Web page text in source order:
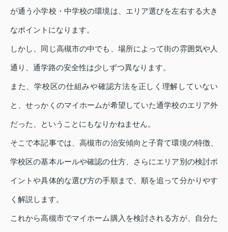
が通う小学校・中学校の環境は、エリア選びを左右する大き
なポイントになります。
しかし、同じ高槻市の中でも、場所によって街の雰囲気や人
通り、通学路の安全性は少しずつ異なります。
また、学校区の仕組みや確認方法を正しく理解していない
と、せっかくのマイホームが希望していた通学校のエリア外
だった、ということにもなりかねません。
そこで本記事では、高槻市の治安傾向と子育て環境の特徴、
学校区の基本ルールや確認の仕方、さらにエリア別の検討ポ
イントや具体的な選び方の手順まで、順を追って分かりやす
く解説します。
これから高槻市でマイホーム購入を検討される方が、自分た